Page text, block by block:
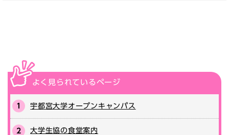
よく見られている ページ
宇都宮大学オープンキャンパス
大学生協の食堂案内